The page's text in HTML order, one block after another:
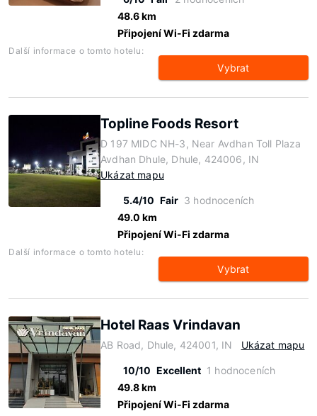
48.6 km
Připojení Wi-Fi zdarma
Další informace o tomto hotelu:
Vybrat
Topline Foods Resort
D 197 MIDC NH-3, Near Avdhan Toll Plaza
Avdhan Dhule, Dhule, 424006, IN
Ukázat mapu
5.4/10 Fair 3 hodnoceních
49.0 km
Připojení Wi-Fi zdarma
Další informace o tomto hotelu:
Vybrat
Hotel Raas Vrindavan
AB Road, Dhule, 424001, IN Ukázat mapu
10/10 Excellent 1 hodnoceních
49.8 km
Připojení Wi-Fi zdarma